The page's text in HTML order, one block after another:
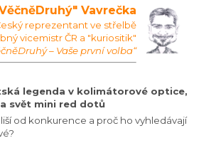
Vavrečka
reprezentant ve střelbě
vicemistr ČR a "kuriositik"
– Vaše první volba“
legenda v kolimátorové optice,
svět mini red dotů
od konkurence a proč ho vyhledávají